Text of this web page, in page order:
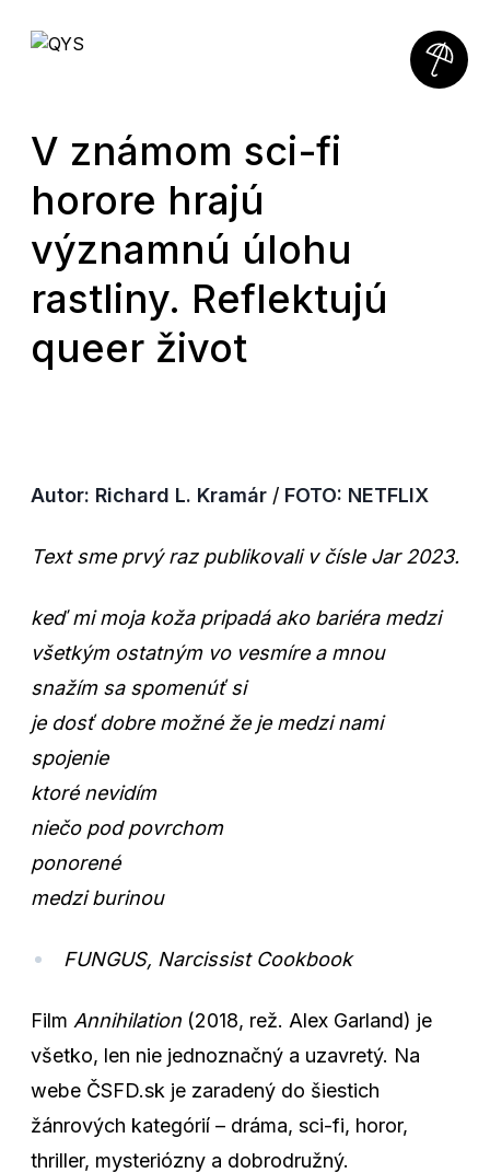
V známom sci-fi
horore hrajú
významnú úlohu
rastliny. Reflektujú
queer život
Autor: Richard L. Kramár / FOTO: NETFLIX
Text sme prvý raz publikovali v čísle Jar 2023.
keď mi moja koža pripadá ako bariéra medzi
všetkým ostatným vo vesmíre a mnou
snažím sa spomenúť si
je dosť dobre možné že je medzi nami
spojenie
ktoré nevidím
niečo pod povrchom
ponorené
medzi burinou
FUNGUS, Narcissist Cookbook
Film Annihilation (2018, rež. Alex Garland) je
všetko, len nie jednoznačný a uzavretý. Na
webe ČSFD.sk je zaradený do šiestich
žánrových kategórií – dráma, sci-fi, horor,
thriller, mysteriózny a dobrodružný.